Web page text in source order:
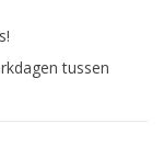
tussen